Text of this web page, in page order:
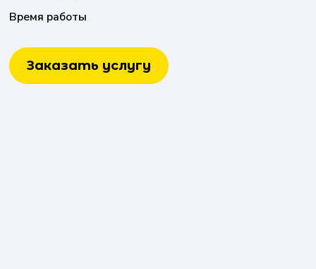
Время работы
Заказать услугу